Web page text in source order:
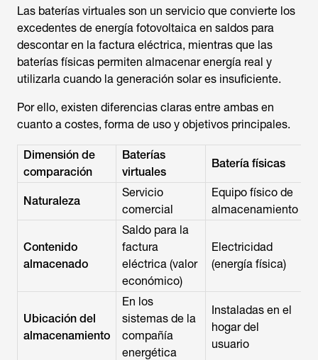
Las baterías virtuales son un servicio que convierte los
excedentes de energía fotovoltaica en saldos para
descontar en la factura eléctrica, mientras que las
baterías físicas permiten almacenar energía real y
utilizarla cuando la generación solar es insuficiente.
Por ello, existen diferencias claras entre ambas en
cuanto a costes, forma de uso y objetivos principales.
Dimensión de
comparación
Baterías
virtuales
Batería físicas
Naturaleza
Servicio
comercial
Equipo físico de
almacenamiento
Contenido
almacenado
Saldo para la
factura
eléctrica (valor
económico)
Electricidad
(energía física)
Ubicación del
almacenamiento
En los
sistemas de la
compañía
energética
Instaladas en el
hogar del
usuario